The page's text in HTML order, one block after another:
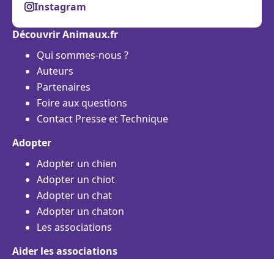
Instagram
Découvrir Animaux.fr
Qui sommes-nous ?
Auteurs
Partenaires
Foire aux questions
Contact Presse et Technique
Adopter
Adopter un chien
Adopter un chiot
Adopter un chat
Adopter un chaton
Les associations
Aider les associations